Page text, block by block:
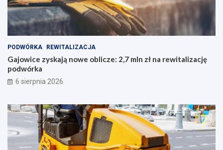
PODWÓRKA REWITALIZACJA
Gajowice zyskają nowe oblicze: 2,7 mln zł na rewitalizację
podwórka
6 sierpnia 2026